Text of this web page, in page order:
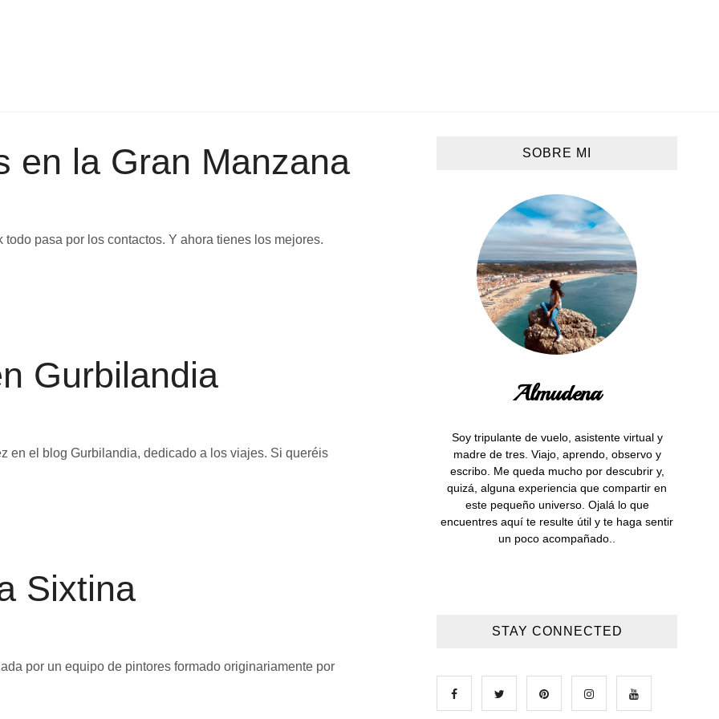
en la Gran Manzana
pasa por los contactos. Y ahora tienes los mejores.
Gurbilandia
en el blog Gurbilandia, dedicado a los viajes. Si queréis
Sixtina
por un equipo de pintores formado originariamente por
SOBRE MI
Almudena
Soy tripulante de vuelo, asistente virtual y
madre de tres. Viajo, aprendo, observo y
escribo. Me queda mucho por descubrir y,
quizá, alguna experiencia que compartir en
este pequeño universo. Ojalá lo que
encuentres aquí te resulte útil y te haga sentir
un poco acompañado..
STAY CONNECTED